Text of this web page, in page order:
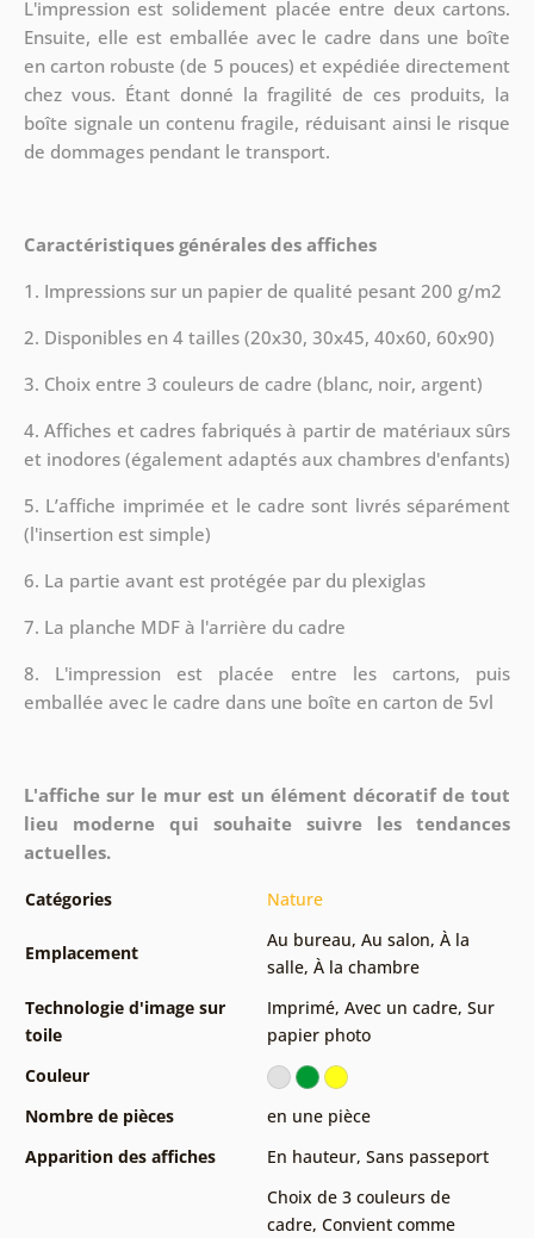
L'impression est solidement placée entre deux cartons.
Ensuite, elle est emballée avec le cadre dans une boîte
en carton robuste (de 5 pouces) et expédiée directement
chez vous. Étant donné la fragilité de ces produits, la
boîte signale un contenu fragile, réduisant ainsi le risque
de dommages pendant le transport.
Caractéristiques générales des affiches
1. Impressions sur un papier de qualité pesant 200 g/m2
2. Disponibles en 4 tailles (20x30, 30x45, 40x60, 60x90)
3. Choix entre 3 couleurs de cadre (blanc, noir, argent)
4. Affiches et cadres fabriqués à partir de matériaux sûrs
et inodores (également adaptés aux chambres d'enfants)
5. L’affiche imprimée et le cadre sont livrés séparément
(l'insertion est simple)
6. La partie avant est protégée par du plexiglas
7. La planche MDF à l'arrière du cadre
8. L'impression est placée entre les cartons, puis
emballée avec le cadre dans une boîte en carton de 5vl
L'affiche sur le mur est un élément décoratif de tout
lieu moderne qui souhaite suivre les tendances
actuelles.
Catégories Nature
Emplacement
Au bureau, Au salon, À la
salle, À la chambre
Technologie d'image sur
toile
Imprimé, Avec un cadre, Sur
papier photo
Couleur
Nombre de pièces
en une pièce
Apparition des affiches
En hauteur, Sans passeport
Choix de 3 couleurs de
cadre, Convient comme